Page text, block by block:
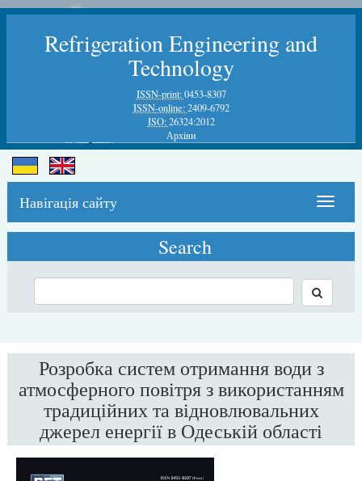
Refrigeration Engineering and
Technology
ISSN-print:0453-8307
ISSN-online:2409-6792
ISO:26324:2012
Архiви
Toggle
Навігація сайту
Search
Розробка систем отримання води з
атмосферного повітря з використанням
традиційних та відновлювальних
джерел енергії в Одеській області